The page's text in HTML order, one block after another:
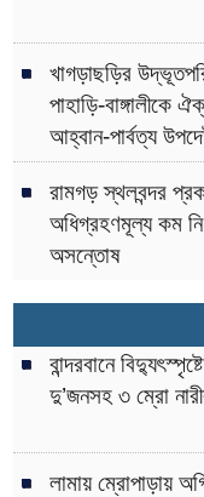
খাগড়াছড়ির
পাহাড়ি-বাঙ্গালীকে
আহ্বান-পার্বত্য
রামগড় স্থলবন্দর
অধিগ্রহণমূল্য কম
অসন্তোষ
বান্দরবানে
দু’জনসহ ৩ ম্রো
লামায় ম্রোপাড়ায়